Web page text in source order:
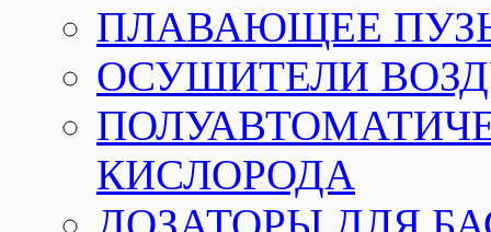
ПЛАВАЮЩЕЕ
ОСУШИТЕЛИ
КИСЛОРОДА